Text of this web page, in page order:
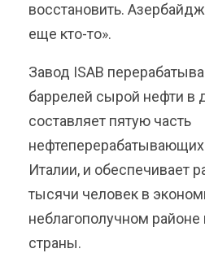
восстановить.
еще кто-то».
Завод ISAB
баррелей сырой нефти в
составляет пятую часть
Италии, и обеспечивает
тысячи человек в
неблагополучном
страны.